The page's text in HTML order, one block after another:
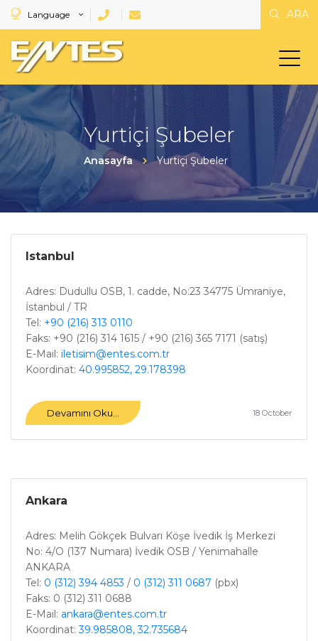
Language ARA
Yurtiçi Şubeler
Anasayfa Yurtiçi Şubeler
Istanbul
Adres: Dudullu OSB, 1. cadde, No:23 34775 Ümraniye,
İstanbul / TR
Tel: +90 (216) 313 0110
Faks: +90 (216) 314 1615 / +90 (216) 365 7171 (satış)
E-Mail: iletisim@entes.com.tr
Koordinat: 40.995852, 29.178398
Devamını Oku... 18 October
Ankara
Adres: Melih Gökçek Bulvarı Köşe İvedik İş Merkezi
No: 4/O (137 Numara) İvedik OSB / Yenimahalle
ANKARA
Tel: 0 (312) 394 4853 / 0 (312) 311 0687 (pbx)
Faks: 0 (312) 311 0688
E-Mail: ankara@entes.com.tr
Koordinat:39.985808, 32.735684